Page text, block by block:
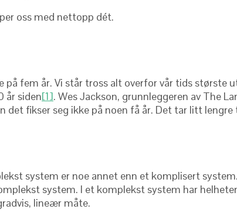
oss med nettopp dét.
på fem år. Vi står tross alt overfor vår tids
år siden[1]. Wes Jackson, grunnleggeren av The
det fikser seg ikke på noen få år. Det tar litt
system er noe annet enn et komplisert
system. I et komplekst system har
lineær måte.